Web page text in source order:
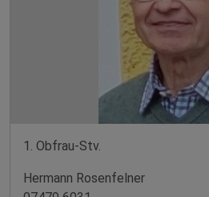
1. Obfrau-Stv.
Hermann Rosenfelner